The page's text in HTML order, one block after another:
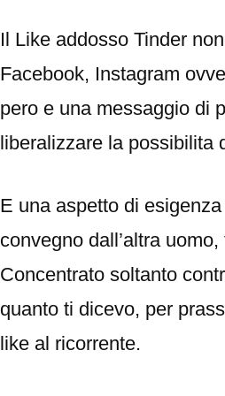
Il Like addosso Tinder
Facebook, Instagram
pero e una messaggio di
liberalizzare la possibilita
E una aspetto di
convegno dall’altra
Concentrato soltanto
quanto ti dicevo, per
like al ricorrente.